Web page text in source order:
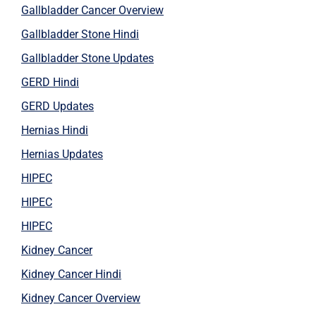
Gallbladder Cancer Overview
Gallbladder Stone Hindi
Gallbladder Stone Updates
GERD Hindi
GERD Updates
Hernias Hindi
Hernias Updates
HIPEC
HIPEC
HIPEC
Kidney Cancer
Kidney Cancer Hindi
Kidney Cancer Overview